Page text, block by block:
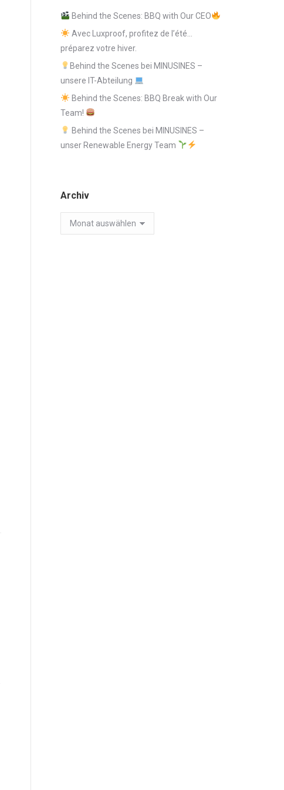
Behind the Scenes: BBQ with Our CEO
Avec Luxproof, profitez de l’été…
préparez votre hiver.
Behind the Scenes bei MINUSINES –
unsere IT-Abteilung
Behind the Scenes: BBQ Break with Our
Team!
Behind the Scenes bei MINUSINES –
unser Renewable Energy Team
Archiv
Archiv